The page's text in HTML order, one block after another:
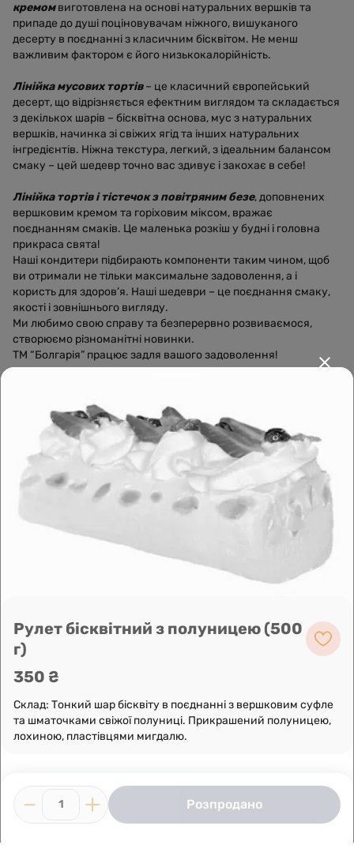
кремомвиготовлена на основі натуральних вершків та
припаде до душі поціновувачам ніжного, вишуканого
десерту в поєднанні з класичним бісквітом. Не менш
важливим фактором є його низькокалорійність.
Лінійка мусових тортів– це класичний європейський
десерт, що відрізняється ефектним виглядом та складається
з декількох шарів – бісквітна основа, мус з натуральних
вершків, начинка зі свіжих ягід та інших натуральних
інгредієнтів. Ніжна текстура, легкий, з ідеальним балансом
смаку – цей шедевр точно вас здивує і закохає в себе!
Лінійка тортів і тістечок з повітряним безе, доповнених
вершковим кремом та горіховим міксом, вражає
поєднанням смаків. Це маленька розкіш у будні і головна
прикраса свята!
Наші кондитери підбирають компоненти таким чином, щоб
ви отримали не тільки максимальне задоволення, а і
користь для здоров’я. Наші шедеври – це поєднання смаку,
якості і зовнішнього вигляду.
Ми любимо свою справу та безперервно розвиваємося,
створюємо різноманітні новинки.
ТМ “Болгарія” працює задля вашого задоволення!
Leaflet | OpenFreeMap
Побудувати маршрут
Рулет бісквітний з полуницею (500
г)
350 ₴
Склад: Тонкий шар бісквіту в поєднанні з вершковим суфле
та шматочками свіжої полуниці. Прикрашений полуницею,
лохиною, пластівцями мигдалю.
1 Розпродано